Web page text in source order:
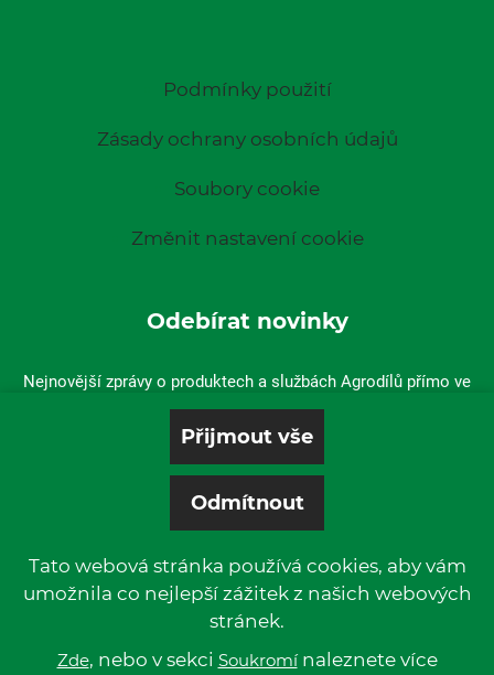
Podmínky použití
Zásady ochrany osobních údajů
Soubory cookie
Změnit nastavení cookie
Odebírat novinky
Nejnovější zprávy o produktech a službách Agrodílů přímo ve
vaší doručené poště.
© 2019 P & L, spol. s r. o. | All rights reserved.
Powered byKentico
Tato webová stránka používá cookies, aby vám
umožnila co nejlepší zážitek z našich webových
stránek.
Zde, nebo v sekci Soukromínaleznete více